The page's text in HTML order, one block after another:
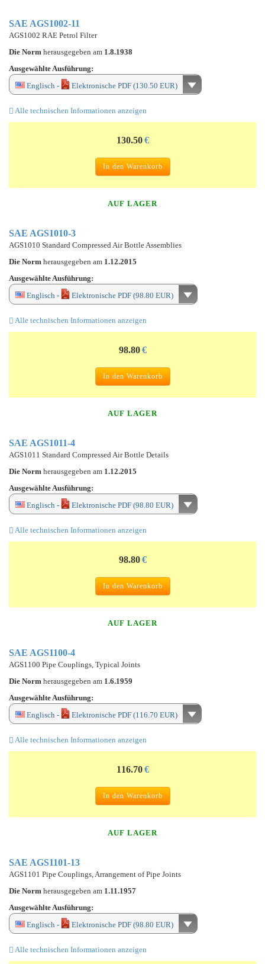
SAE AGS1002-11
AGS1002 RAE Petrol Filter
Die Norm herausgegeben am 1.8.1938
Ausgewählte Ausführung:
Englisch -
Elektronische PDF (130.50 EUR)
Alle technischen Informationen anzeigen
130.50 €
In den Warenkorb
AUF LAGER
SAE AGS1010-3
AGS1010 Standard Compressed Air Bottle Assemblies
Die Norm herausgegeben am 1.12.2015
Ausgewählte Ausführung:
Englisch -
Elektronische PDF (98.80 EUR)
Alle technischen Informationen anzeigen
98.80 €
In den Warenkorb
AUF LAGER
SAE AGS1011-4
AGS1011 Standard Compressed Air Bottle Details
Die Norm herausgegeben am 1.12.2015
Ausgewählte Ausführung:
Englisch -
Elektronische PDF (98.80 EUR)
Alle technischen Informationen anzeigen
98.80 €
In den Warenkorb
AUF LAGER
SAE AGS1100-4
AGS1100 Pipe Couplings, Typical Joints
Die Norm herausgegeben am 1.6.1959
Ausgewählte Ausführung:
Englisch -
Elektronische PDF (116.70 EUR)
Alle technischen Informationen anzeigen
116.70 €
In den Warenkorb
AUF LAGER
SAE AGS1101-13
AGS1101 Pipe Couplings, Arrangement of Pipe Joints
Die Norm herausgegeben am 1.11.1957
Ausgewählte Ausführung:
Englisch -
Elektronische PDF (98.80 EUR)
Alle technischen Informationen anzeigen